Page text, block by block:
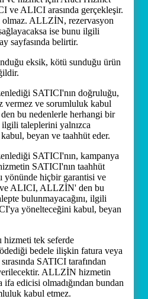
ve ALICI arasında gerçekleşir.
ALLZİN, rezervasyon
ise bunu ilgili
sayfasında belirtir.
eksik, kötü sunduğu ürün
SATICI'nın doğruluğu,
vermez ve sorumluluk kabul
bu nedenlerle herhangi bir
ilgili taleplerini yalnızca
beyan ve taahhüt eder.
SATICI'nın, kampanya
SATICI'nın taahhüt
yönünde hiçbir garantisi ve
ve ALICI, ALLZİN' den bu
bulunmayacağını, ilgili
yönelteceğini kabul, beyan
hizmeti tek seferde
bedele ilişkin fatura veya
SATICI tarafından
ALLZİN hizmetin
ifa edicisi olmadığından bundan
kabul etmez.